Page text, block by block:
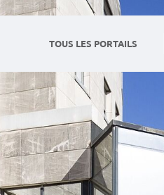
TOUS LES PORTAILS